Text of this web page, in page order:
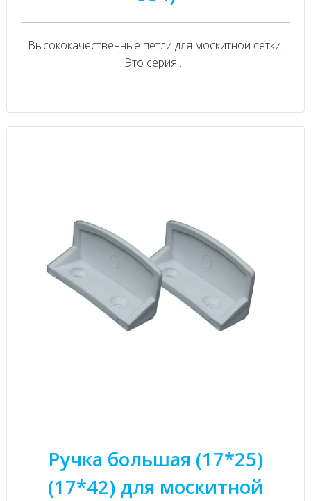
Высококачественные петли для москитной сетки.
Это серия ...
Ручка большая (17*25)
(17*42) для москитной